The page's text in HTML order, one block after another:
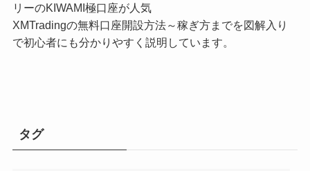
リーのKIWAMI極口座が人気
XMTradingの無料口座開設方法～稼ぎ方までを図解入り
で初心者にも分かりやすく説明しています。
タグ